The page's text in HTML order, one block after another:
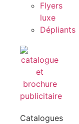
Flyers
luxe
Dépliants
Catalogues